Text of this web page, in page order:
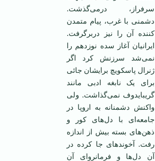
سرفراز، درمی‌گذشت.
دشمنی با غرب، پيام متمدن
کننده آن را نيز دربرگرفت.
ايرانيان آغاز سده نوزدهم را
نمی‌شد سرزنش کرد اگر
ژنرال پاسکويچ برايشان جائی
برای يک نابغه ادبی مانند
گريبايدوف نمی‌گذاشت. ولی
واکنش دشمنانه به اروپا در
جامعه‌ای با دل‌های کور و
ذهن‌های بسته بيش از اندازه
رفت. آخوندهای جا کرده در
آن دل‌ها و فرمانروای آن